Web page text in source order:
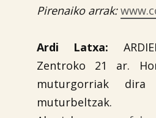
Pirenaiko arrak:
Ardi Latxa:
Zentroko 21 ar.
muturgorriak
muturbeltzak.